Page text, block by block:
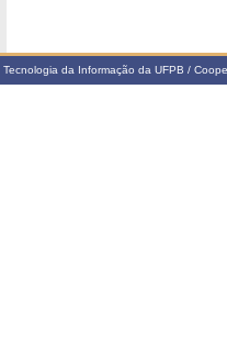
da Informação da UFPB /